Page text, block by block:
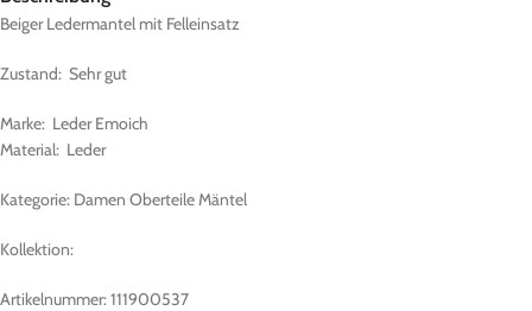
Beiger Ledermantel mit Felleinsatz
Zustand: Sehr gut
Marke: Leder Emoich
Material: Leder
Kategorie: Damen Oberteile Mäntel
Kollektion:
Artikelnummer: 111900537